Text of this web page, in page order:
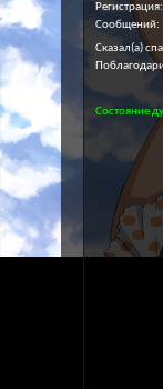
Регистрация
Сообщений
Сказал(а)
Состояние